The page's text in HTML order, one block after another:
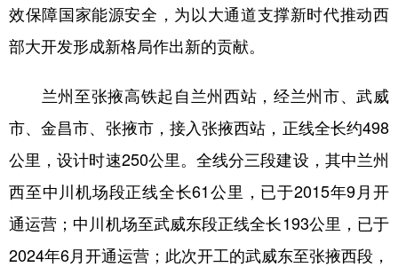
效保障国家能源安全，为以大通道支撑新时代推动西
部大开发形成新格局作出新的贡献。
兰州至张掖高铁起自兰州西站，经兰州市、武威
市、金昌市、张掖市，接入张掖西站，正线全长约498
公里，设计时速250公里。全线分三段建设，其中兰州
西至中川机场段正线全长61公里，已于2015年9月开
通运营；中川机场至武威东段正线全长193公里，已于
2024年6月开通运营；此次开工的武威东至张掖西段，